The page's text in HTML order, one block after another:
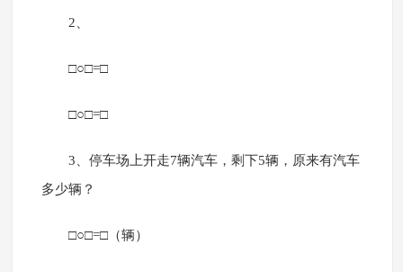
2、
□○□=□
□○□=□
3、停车场上开走7辆汽车，剩下5辆，原来有汽车
多少辆？
□○□=□（辆）